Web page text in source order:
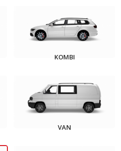
KOMBI
VAN